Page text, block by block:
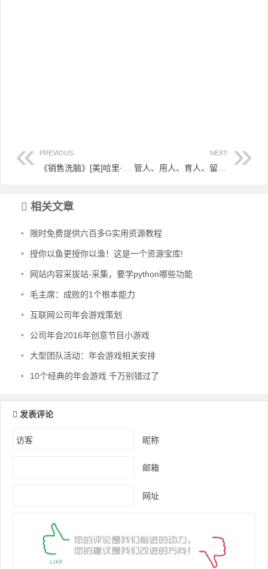
PREVIOUS: NEXT:
相关文章
• 限时免费提供六百多G实用资源教程
• 授你以鱼更授你以渔！这是一个资源宝库!
• 网站内容采拔站-采集，要学python哪些功能
• 毛主席：成败的1个根本能力
• 互联网公司年会游戏策划
• 公司年会2016年创意节目小游戏
• 大型团队活动：年会游戏相关安排
• 10个经典的年会游戏 千万别错过了
发表评论
昵称
邮箱
网址